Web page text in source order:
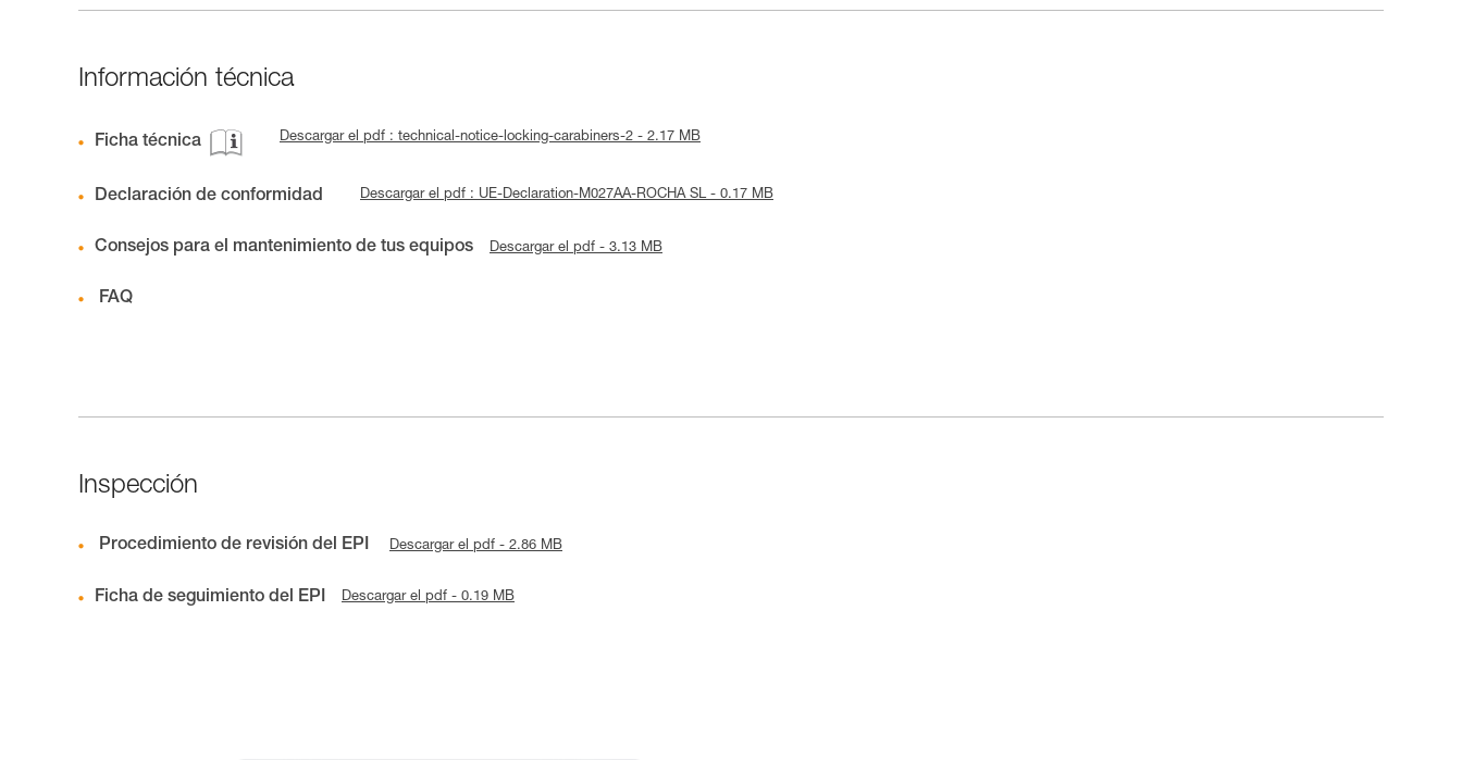
Información técnica
Ficha técnica Descargar el pdf : technical-notice-locking-carabiners-2 - 2.17 MB
Declaración de conformidad Descargar el pdf : UE-Declaration-M027AA-ROCHA SL - 0.17 MB
Consejos para el mantenimiento de tus equipos Descargar el pdf - 3.13 MB
FAQ
Inspección
Procedimiento de revisión del EPI Descargar el pdf - 2.86 MB
Ficha de seguimiento del EPI Descargar el pdf - 0.19 MB